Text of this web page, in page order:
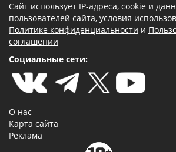
Сайт использует IP-адреса, cookie и
пользователей сайта, условия
Политике конфиденциальности и
соглашении
Социальные сети:
О нас
Карта сайта
Реклама